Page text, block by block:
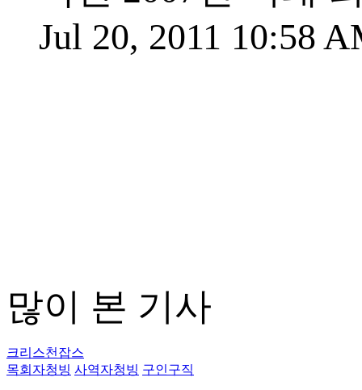
Jul 20, 2011 10:58
많이 본 기사
크리스천잡스
목회자청빙 사역자청빙 구인구직